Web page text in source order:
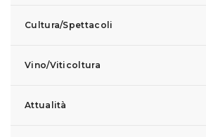
Cultura/Spettacoli
Vino/Viticoltura
Attualità